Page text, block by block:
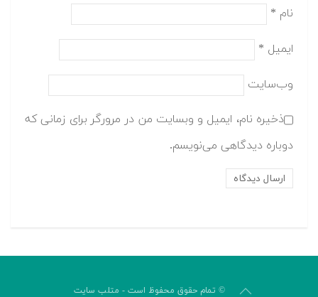
نام *
ایمیل *
وب‌سایت
ذخیره نام، ایمیل و وبسایت من در مرورگر برای زمانی که
دوباره دیدگاهی می‌نویسم.
© تمام حقوق محفوظ است - متلب سایت